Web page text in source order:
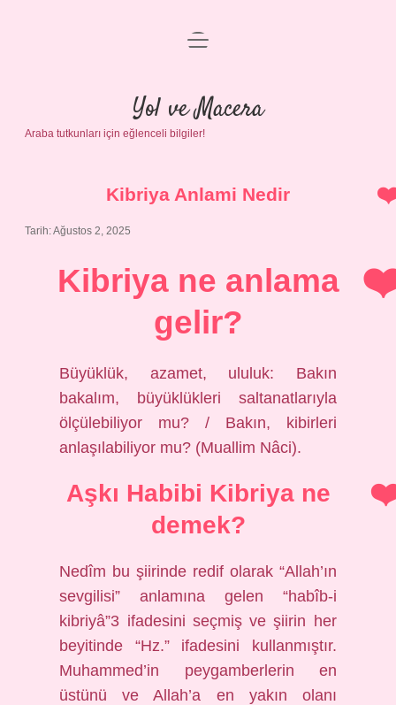
Anasayfa
Gizlilik Politikası
Yasal Uyarı
menüyü
Yol ve Macera
Araba tutkunları için eğlenceli bilgiler!
Kibriya Anlami Nedir
Tarih: Ağustos 2, 2025
Kibriya ne anlama
gelir?
Büyüklük, azamet, ululuk: Bakın
bakalım, büyüklükleri saltanatlarıyla
ölçülebiliyor mu? / Bakın, kibirleri
anlaşılabiliyor mu? (Muallim Nâci).
Aşkı Habibi Kibriya ne
demek?
Nedîm bu şiirinde redif olarak “Allah’ın
sevgilisi” anlamına gelen “habîb-i
kibriyâ”3 ifadesini seçmiş ve şiirin her
beyitinde “Hz.” ifadesini kullanmıştır.
Muhammed’in peygamberlerin en
üstünü ve Allah’a en yakın olanı